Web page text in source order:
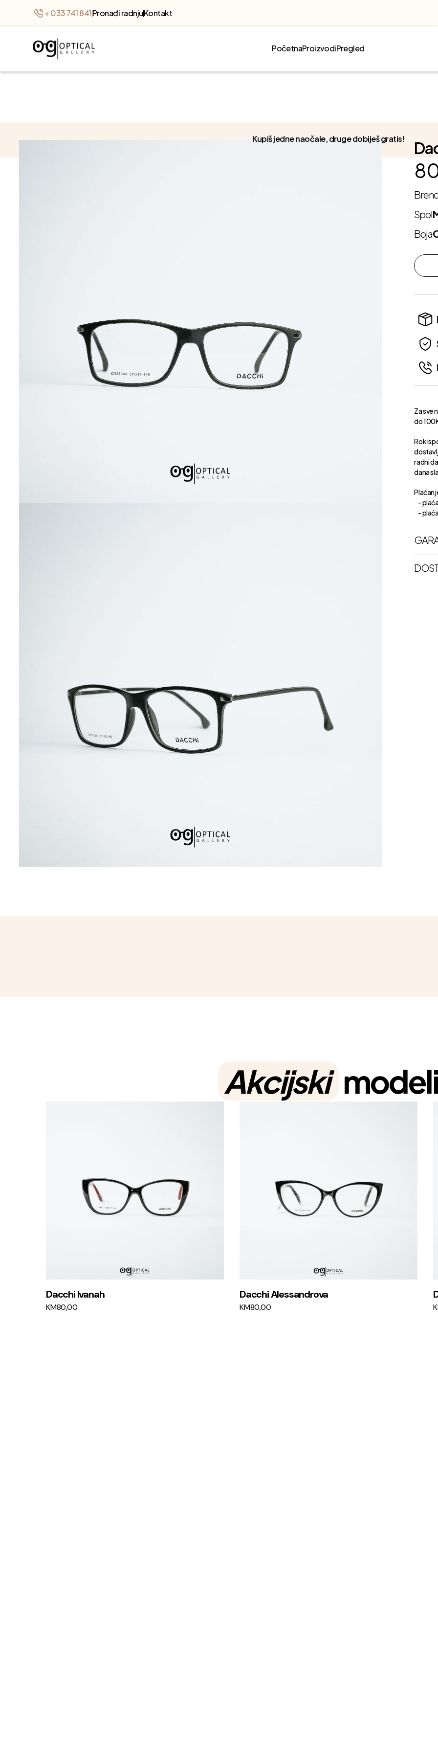
+ 033 741 841Pronađi radnjuKontakt
PočetnaProizvodiPregled
Kupiš jedne naočale, druge dobiješ gratis!
Spol
Boja
Za sve
do
Rok
radni
dana
-
-
Akcijski
Dacchi Ivanah
KM80,00
Dacchi Alessandrova
KM80,00